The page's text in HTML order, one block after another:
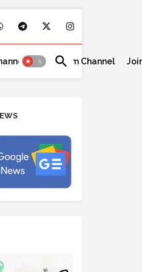
Telegram Channel